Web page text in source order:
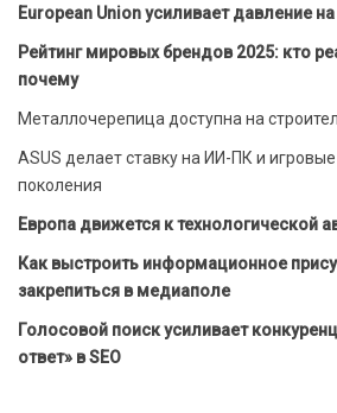
European Union усиливает давление
Рейтинг мировых брендов 2025: кто
почему
Металлочерепица доступна на
ASUS делает ставку на ИИ-ПК и
поколения
Европа движется к технологической
Как выстроить информационное
закрепиться в медиаполе
Голосовой поиск усиливает
ответ» в SEO